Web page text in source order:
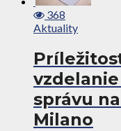
368
Aktuality
správu
Milano